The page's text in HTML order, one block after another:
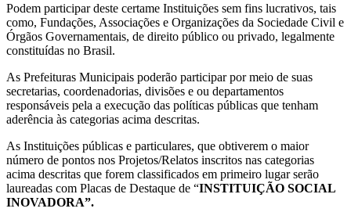
Podem participar deste certame Instituições sem fins lucrativos, tais
como, Fundações, Associações e Organizações da Sociedade Civil e
Órgãos Governamentais, de direito público ou privado, legalmente
constituídas no Brasil.
As Prefeituras Municipais poderão participar por meio de suas
secretarias, coordenadorias, divisões e ou departamentos
responsáveis pela a execução das políticas públicas que tenham
aderência às categorias acima descritas.
As Instituições públicas e particulares, que obtiverem o maior
número de pontos nos Projetos/Relatos inscritos nas categorias
acima descritas que forem classificados em primeiro lugar serão
laureadas com Placas de Destaque de “INSTITUIÇÃO SOCIAL
INOVADORA”.